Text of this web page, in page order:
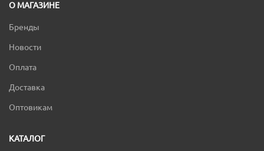
О МАГАЗИНЕ
Бренды
Новости
Оплата
Доставка
Оптовикам
КАТАЛОГ